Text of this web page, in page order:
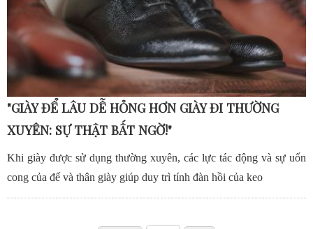
"GIÀY ĐỂ LÂU DỄ HỎNG HƠN GIÀY ĐI THƯỜNG
XUYÊN: SỰ THẬT BẤT NGỜ!"
Khi giày được sử dụng thường xuyên, các lực tác động và sự uốn
cong của đế và thân giày giúp duy trì tính đàn hồi của keo